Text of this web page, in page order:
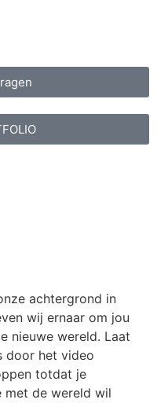
achtergrond in
wij ernaar om jou
nieuwe wereld. Laat
door het video
totdat je
de wereld wil